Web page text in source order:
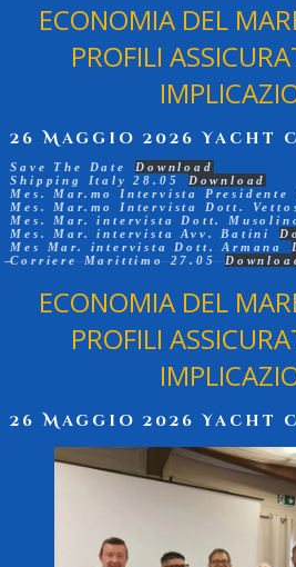
ECONOMIA DEL
PROFILI
26 Maggio 2026 Yacht
Save The Date
Download
Shipping Italy 28.05
Download
Mes. Mar.mo Intervista Presidente
Mes. Mar.mo Intervista Dott.
Mes. Mar. intervista Dott.
Mes. Mar. intervista Avv. Batini
Mes Mar. intervista Dott. Armana
Corriere Marittimo 27.05
ECONOMIA DEL
PROFILI
26 Maggio 2026 Yacht